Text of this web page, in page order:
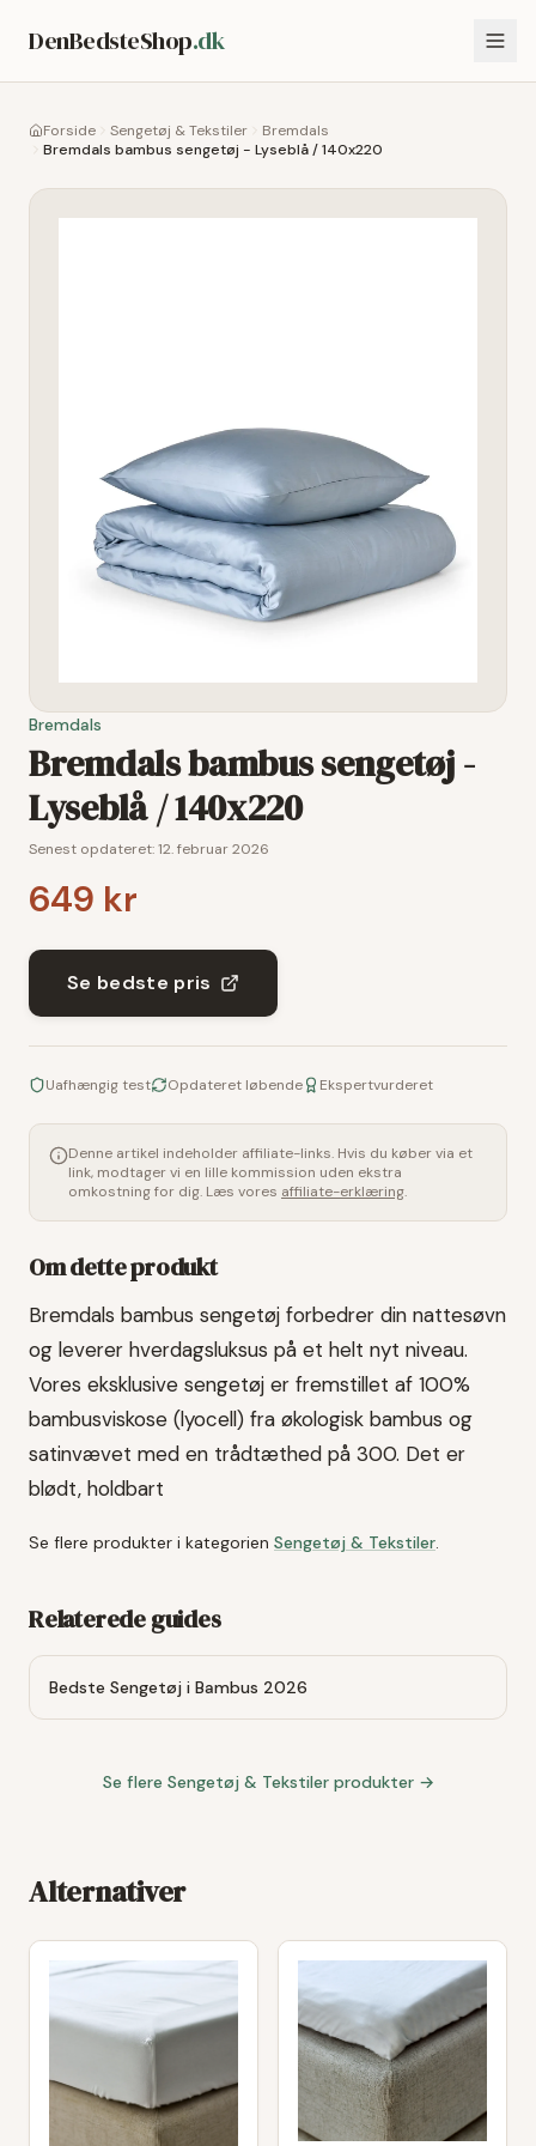
DenBedsteShop.dk
Forside Sengetøj & Tekstiler
Bremdals
Bremdals bambus sengetøj - Lyseblå / 140x220
Bremdals
Bremdals bambus sengetøj -
Lyseblå / 140x220
Senest opdateret:12. februar 2026
649 kr
Se bedste pris
Uafhængig test Opdateret løbende Ekspertvurderet
Denne artikel indeholder affiliate-links. Hvis du køber via et
link, modtager vi en lille kommission uden ekstra
omkostning for dig. Læs vores affiliate-erklæring.
Om dette produkt
Bremdals bambus sengetøj forbedrer din nattesøvn
og leverer hverdagsluksus på et helt nyt niveau.
Vores eksklusive sengetøj er fremstillet af 100%
bambusviskose (lyocell) fra økologisk bambus og
satinvævet med en trådtæthed på 300. Det er
blødt, holdbart
Se flere produkter i kategorien Sengetøj & Tekstiler.
Relaterede guides
Bedste Sengetøj i Bambus 2026
Se flere Sengetøj & Tekstilerprodukter →
Alternativer